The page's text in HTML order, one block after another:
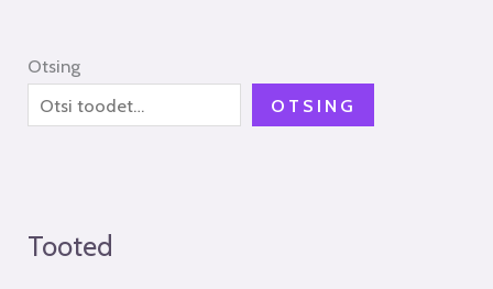
Otsing
OTSING
Tooted